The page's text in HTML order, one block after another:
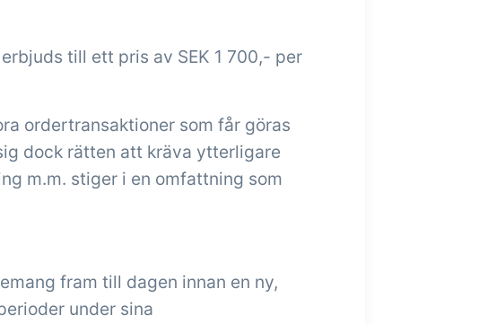
till ett pris av SEK 1 700,- per
ordertransaktioner som får göras
dock rätten att kräva ytterligare
m.m. stiger i en omfattning som
fram till dagen innan en ny,
under sina